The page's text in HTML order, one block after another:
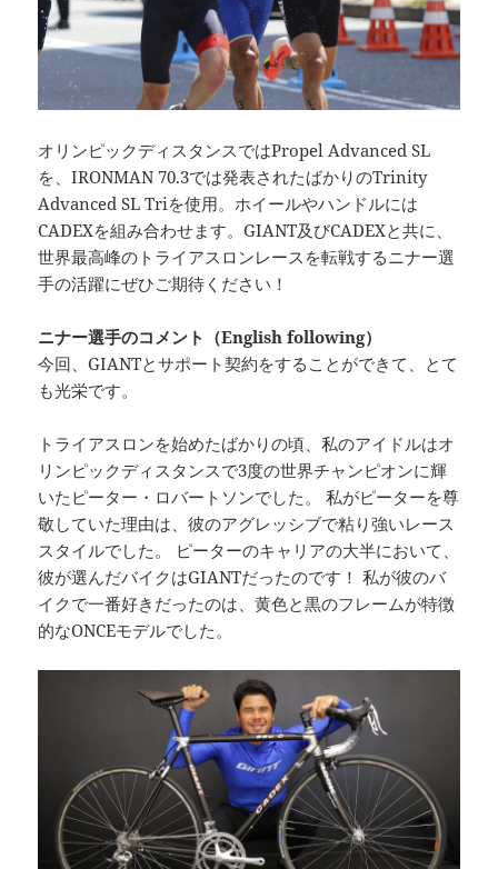
オリンピックディスタンスではPropel Advanced SL
を、IRONMAN 70.3では発表されたばかりのTrinity
Advanced SL Triを使用。ホイールやハンドルには
CADEXを組み合わせます。GIANT及びCADEXと共に、
世界最高峰のトライアスロンレースを転戦するニナー選
手の活躍にぜひご期待ください！
ニナー選手のコメント（English following）
今回、GIANTとサポート契約をすることができて、とて
も光栄です。
トライアスロンを始めたばかりの頃、私のアイドルはオ
リンピックディスタンスで3度の世界チャンピオンに輝
いたピーター・ロバートソンでした。 私がピーターを尊
敬していた理由は、彼のアグレッシブで粘り強いレース
スタイルでした。 ピーターのキャリアの大半において、
彼が選んだバイクはGIANTだったのです！ 私が彼のバ
イクで一番好きだったのは、黄色と黒のフレームが特徴
的なONCEモデルでした。